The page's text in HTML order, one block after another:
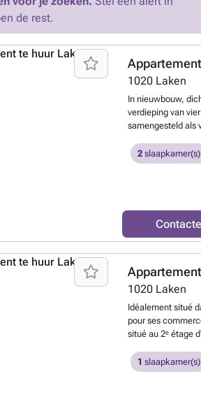
de rest.
1020 Laken
In nieuwbouw,
verdieping van
samengesteld als
keuken (volledig
zeer goed
slaapkamers
douchekamer en
(A-).
met zijn indeling,
info: ### of
2 slaapkamer(s)
1020 Laken
Idéalement situé
pour ses
situé au 2ᵉ étage
une belle
couple.
m²,
rangement
1 slaapkamer(s)